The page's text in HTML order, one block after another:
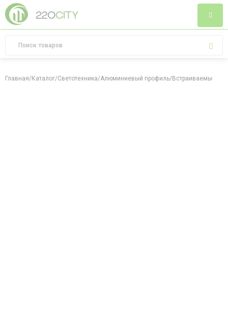
Главная/Каталог/Светотехника/Алюминиевый профиль/Встраиваемый